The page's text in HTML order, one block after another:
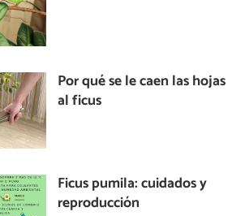
Por qué se le caen las hojas
al ficus
Ficus pumila: cuidados y
reproducción